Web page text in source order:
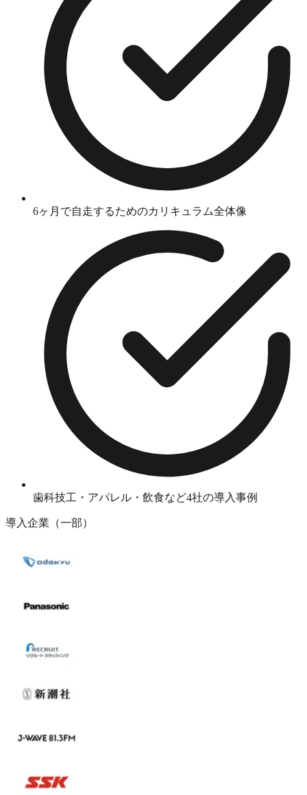
6ヶ月で自走するためのカリキュラム全体像
歯科技工・アパレル・飲食など4社の導入事例
導入企業（一部）